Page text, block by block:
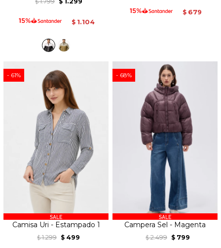
$ $
$ 1.104
$ 679
61
Camisa Uri - Estampado 1
$ 1.299 $ 499
68
Campera Sel - Magenta
$ 2.499 $ 799